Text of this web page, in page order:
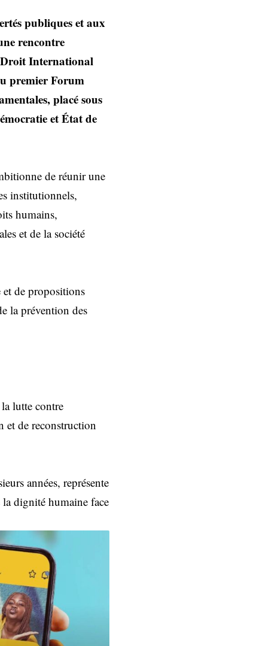
publiques et aux
rencontre
Droit International
premier Forum
placé sous
et État de
de réunir une
institutionnels,
humains,
et de la société
et de propositions
la prévention des
lutte contre
et de reconstruction
années, représente
dignité humaine face